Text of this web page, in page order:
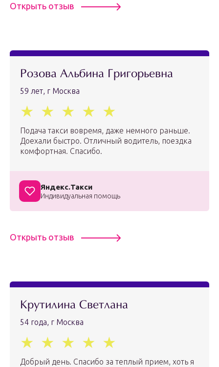
Открыть отзыв
Розова Альбина Григорьевна
59 лет, г Москва
Подача такси вовремя, даже немного раньше.
Доехали быстро. Отличный водитель, поездка
комфортная. Спасибо.
Яндекс.Такси
Индивидуальная помощь
Открыть отзыв
Крутилина Светлана
54 года, г Москва
Добрый день. Спасибо за теплый прием, хоть я